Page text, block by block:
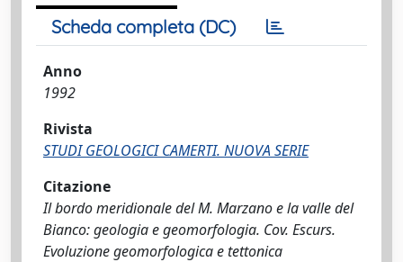
Scheda completa (DC)
Anno
1992
Rivista
STUDI GEOLOGICI CAMERTI. NUOVA SERIE
Citazione
Il bordo meridionale del M. Marzano e la valle del
Bianco: geologia e geomorfologia. Cov. Escurs.
Evoluzione geomorfologica e tettonica